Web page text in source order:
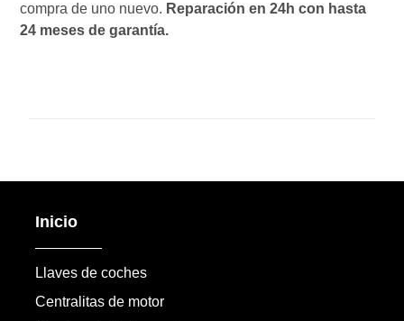
compra de uno nuevo. Reparación en 24h con hasta
24 meses de garantía.
Inicio
Llaves de coches
Centralitas de motor